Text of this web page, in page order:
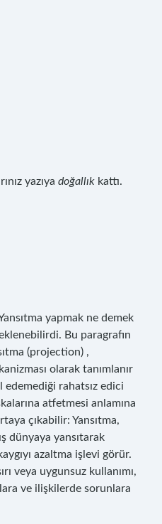
yazıya doğallık kattı.
yapmak ne demek
Bu paragrafın
(projection) ,
olarak tanımlanır
rahatsız edici
atfetmesi anlamına
çıkabilir: Yansıtma,
dünyaya yansıtarak
azaltma işlevi görür.
veya uygunsuz kullanımı,
ve ilişkilerde sorunlara